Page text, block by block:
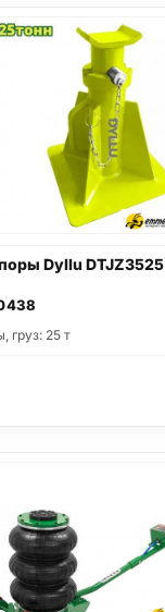
Dyllu DTJZ3525
груз: 25 т